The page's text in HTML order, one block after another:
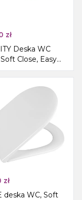
zł
Deska WC
Close, Easy
zł
deska WC, Soft